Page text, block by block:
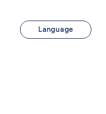
Language